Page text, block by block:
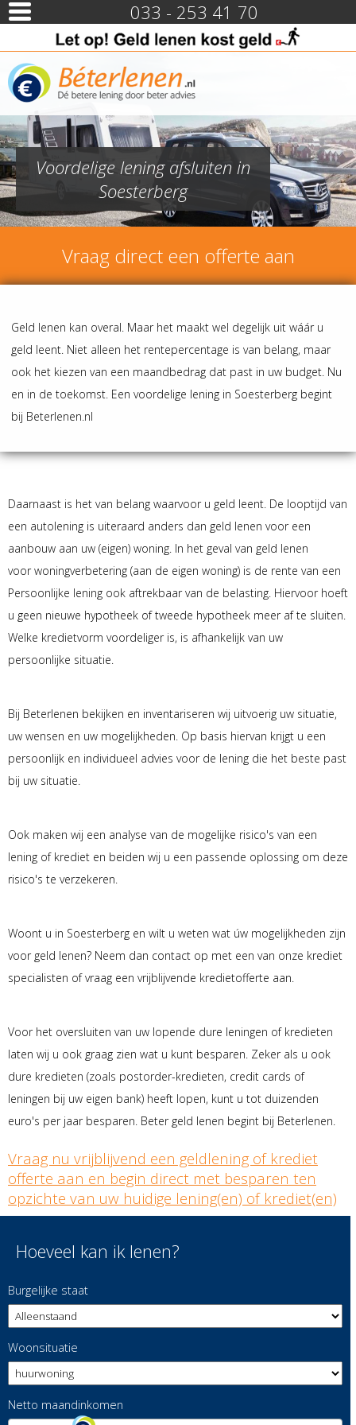
033 - 253 41 70
Voordelige lening afsluiten in
Soesterberg
Vraag direct een offerte aan
Geld lenen kan overal. Maar het maakt wel degelijk uit wáár u
geld leent. Niet alleen het rentepercentage is van belang, maar
ook het kiezen van een maandbedrag dat past in uw budget. Nu
en in de toekomst. Een voordelige lening in Soesterberg begint
bij Beterlenen.nl
Daarnaast is het van belang waarvoor u geld leent. De looptijd van
een autolening is uiteraard anders dan geld lenen voor een
aanbouw aan uw (eigen) woning. In het geval van geld lenen
voor woningverbetering (aan de eigen woning) is de rente van een
Persoonlijke lening ook aftrekbaar van de belasting. Hiervoor hoeft
u geen nieuwe hypotheek of tweede hypotheek meer af te sluiten.
Welke kredietvorm voordeliger is, is afhankelijk van uw
persoonlijke situatie.
Bij Beterlenen bekijken en inventariseren wij uitvoerig uw situatie,
uw wensen en uw mogelijkheden. Op basis hiervan krijgt u een
persoonlijk en individueel advies voor de lening die het beste past
bij uw situatie.
Ook maken wij een analyse van de mogelijke risico's van een
lening of krediet en beiden wij u een passende oplossing om deze
risico's te verzekeren.
Woont u in Soesterberg en wilt u weten wat úw mogelijkheden zijn
voor geld lenen? Neem dan contact op met een van onze krediet
specialisten of vraag een vrijblijvende kredietofferte aan.
Voor het oversluiten van uw lopende dure leningen of kredieten
laten wij u ook graag zien wat u kunt besparen. Zeker als u ook
dure kredieten (zoals postorder-kredieten, credit cards of
leningen bij uw eigen bank) heeft lopen, kunt u tot duizenden
euro's per jaar besparen. Beter geld lenen begint bij Beterlenen.
Vraag nu vrijblijvend een geldlening of krediet
offerte aan en begin direct met besparen ten
opzichte van uw huidige lening(en) of krediet(en)
Hoeveel kan ik lenen?
Burgelijke staat
Woonsituatie
Netto maandinkomen